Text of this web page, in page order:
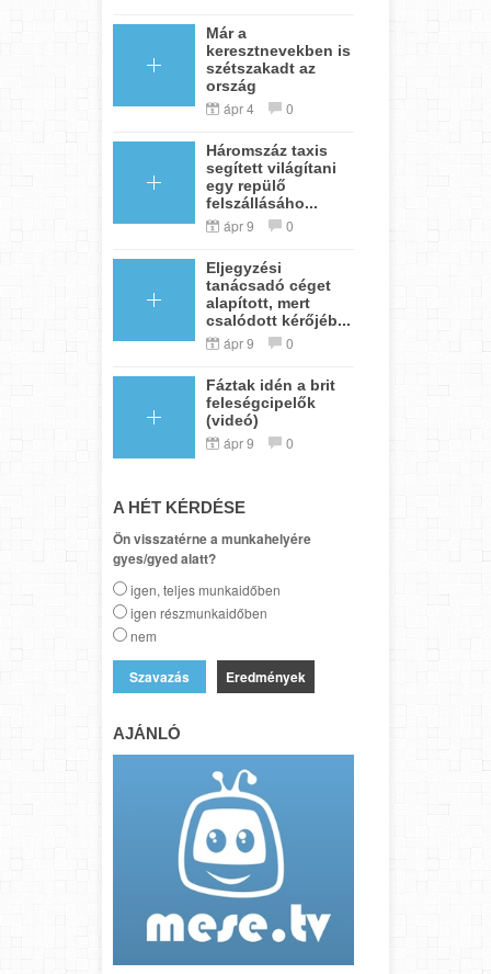
Már a
keresztnevekben is
szétszakadt az
ország
ápr 4 0
Háromszáz taxis
segített világítani
egy repülő
felszállásáho...
ápr 9 0
Eljegyzési
tanácsadó céget
alapított, mert
csalódott kérőjéb...
ápr 9 0
Fáztak idén a brit
feleségcipelők
(videó)
ápr 9 0
A HÉT KÉRDÉSE
Ön visszatérne a munkahelyére
gyes/gyed alatt?
igen, teljes munkaidőben
igen részmunkaidőben
nem
Eredmények
AJÁNLÓ